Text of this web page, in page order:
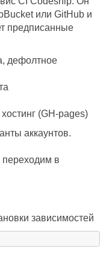
или GitHub и
предписанные
дефолтное
(GH-pages)
аккаунтов.
переходим в
зависимостей